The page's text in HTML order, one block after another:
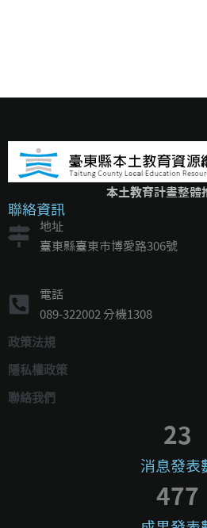
本土教育計畫整體
聯絡資訊
地址
臺東縣臺東市博愛路306號
電話
089-322002 分機1308
政策法規
隱私權政策
聯絡我們
消息發表
23
477